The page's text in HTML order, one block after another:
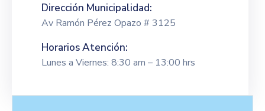
Dirección Municipalidad:
Av Ramón Pérez Opazo # 3125
Horarios Atención:
Lunes a Viernes: 8:30 am – 13:00 hrs